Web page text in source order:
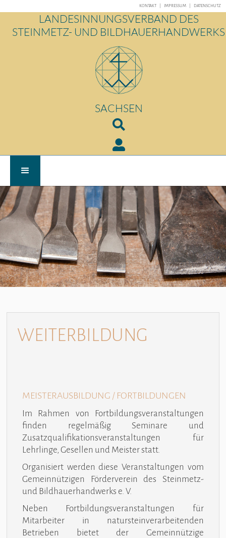
KONTAKT IMPRESSUM DATENSCHUTZ
LANDESINNUNGSVERBAND DES
STEINMETZ- UND BILDHAUERHANDWERKS
SACHSEN


WEITERBILDUNG
MEISTERAUSBILDUNG / FORTBILDUNGEN
Im Rahmen von Fortbildungsveranstaltungen
finden regelmäßig Seminare und
Zusatzqualifikationsveranstaltungen für
Lehrlinge, Gesellen und Meister statt.
Organisiert werden diese Veranstaltungen vom
Gemeinnützigen Förderverein des Steinmetz-
und Bildhauerhandwerks e. V.
Neben Fortbildungsveranstaltungen für
Mitarbeiter in natursteinverarbeitenden
Betrieben bietet der Gemeinnützige